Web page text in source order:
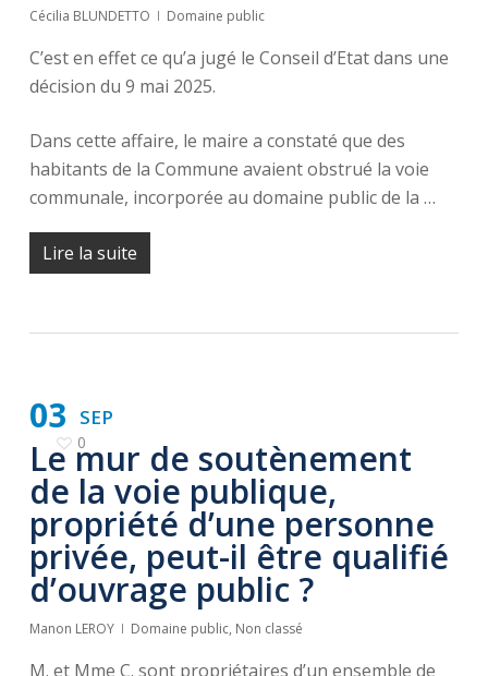
Cécilia BLUNDETTO Domaine public
C’est en effet ce qu’a jugé le Conseil d’Etat dans une
décision du 9 mai 2025.
Dans cette affaire, le maire a constaté que des
habitants de la Commune avaient obstrué la voie
communale, incorporée au domaine public de la …
Lire la suite
SEP
03
0
Le mur de soutènement
de la voie publique,
propriété d’une personne
privée, peut-il être qualifié
d’ouvrage public ?
Manon LEROY Domaine public, Non classé
M. et Mme C. sont propriétaires d’un ensemble de